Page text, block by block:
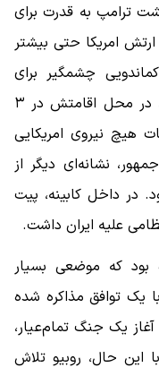
ترامپ به قدرت برای
ارتش امریکا حتی بیشتر
چشمگیر برای
دستگیری نیکلاس مادورو، رهبر ونزوئلا، در محل اقامتش در ۳
هیچ نیروی امریکایی
نشانه‌ای دیگر از
در داخل کابینه، پیت
علیه ایران داشت.
بود که موضعی بسیار
با یک توافق مذاکره ‌شده
یک جنگ تمام‌عیار،
این حال، روبیو تلاش